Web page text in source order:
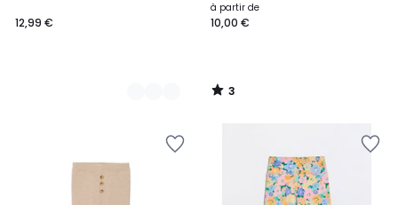
12,99 €
à partir de
10,00 €
3
/